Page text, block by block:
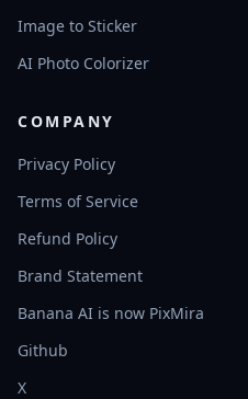
Image to Sticker
AI Photo Colorizer
COMPANY
Privacy Policy
Terms of Service
Refund Policy
Brand Statement
Banana AI is now PixMira
Github
X